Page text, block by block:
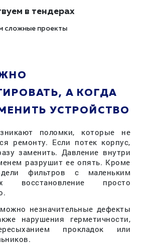
в тендерах
сложные проекты
А КОГДА
УСТРОЙСТВО
поломки, которые не
ремонту. Если потек корпус,
заменить. Давление внутри
разрушит ее опять. Кроме
фильтров с маленьким
восстановление просто
незначительные дефекты
нарушения герметичности,
прокладок или